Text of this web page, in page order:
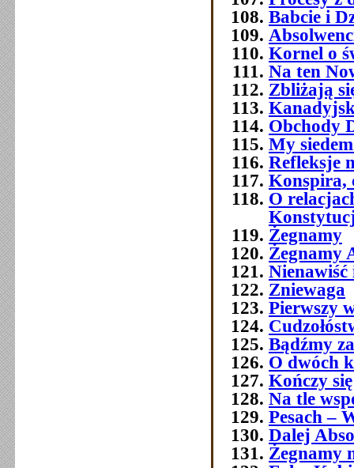
Babcie i
Kornel o
Na ten
Zbliżają
Obchody
My
Refleksje
Konspira,
O
Żegnamy
Żegnamy
Nienawiść
Zniewaga
Pierwszy
Bądźmy
O dwóch
Kończy
Na tle
Pesach –
Dalej
Żegnamy